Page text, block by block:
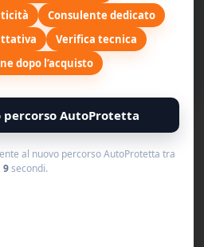
L'unico prodotto per i
di tutti i difetti
Consulente dedicato
Verifica tecnica
dopo l’acquisto
percorso AutoProtetta
al nuovo percorso AutoProtetta tra
9secondi.